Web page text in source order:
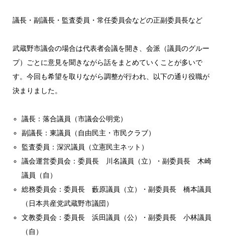
議長・副議長・監査委員・常任委員会などの正副委員長など
武蔵野市議会の場合は代表者会議を開き、会派（議員のグルー
プ）ごとに意見を聞きながら話をまとめていくことが多いで
す。今回も希望を取りながら調整が行われ、以下の通り役職が
決まりました。
議長：落合議員（市議会公明党）
副議長：東議員（自由民主・市民クラブ）
監査委員：深沢議員（立憲民主ネット）
議会運営委員会：委員長 川名議員（立）・副委員長 木崎
議員（自）
総務委員会：委員長 藪原議員（立）・副委員長 橋本議員
（日本共産党武蔵野市議団）
文教委員会：委員長 浜田議員（公）・副委員長 小林議員
（自）